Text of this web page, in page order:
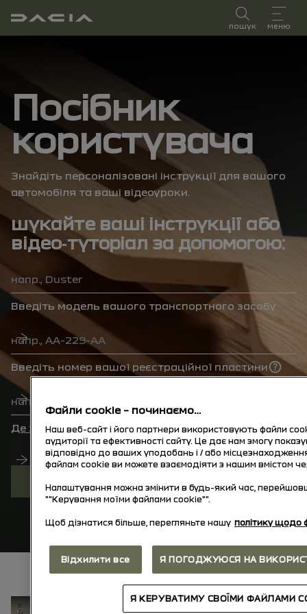
посібник користувача
пошук меню
посібник
користувача
Знайдіть персоналізовані інструкції для вашого
автомобіля та ваші відеоуроки.
шукайте ваші інструкції або
відео‑туторіал за допомогою:
Введіть модель вашого транспортного засобу
Пошук моделі
номерний знак
Введіть номер вашої реєстраційної пластини
Пошук номерного знака
Номер VIN
Де знайти номер VIN?
Пошук за VIN
відкрийте наші останні інструкції
Файли cookie – починаємо…
Наш веб-сайт і його партнери використовують файли
аудиторії та ефективності сайту. Це дає нам змогу
відповідно до ваших уподобань і / або
файлам cookie ви можете взаємодіяти з нашим вмістом
Налаштування можна змінити в будь-який час,
""Керування моїми файлами cookie"".
Щоб дізнатися більше, перегляньте нашу політику щодо
Відхилити все Я ПОГОДЖУЮСЯ НА
Я КЕРУВАТИМУ СВОЇМИ ФАЙЛАМИ